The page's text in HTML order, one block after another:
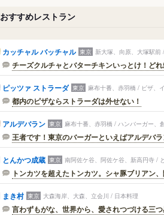
おすすめレストラン
カッチャル バッチャル 東京 新大塚、向原、大塚駅
チーズクルチャとバターチキンいっとけ！ど
ピッツァ ストラーダ 東京 麻布十番、赤羽橋 / ピザ、
都内のピザならストラーダは外せない！
アルデバラン 東京 麻布十番、赤羽橋 / ハンバーガー、
王者です！東京のバーガーといえばアルデバ
とんかつ成蔵 東京 南阿佐ケ谷、阿佐ケ谷、新高円寺 /
トンカツを超えたトンカツ。シャ豚ブリアン
まき村 東京 大森海岸、大森、立会川 / 日本料理
言わずもがな、世界から、愛されつづける三